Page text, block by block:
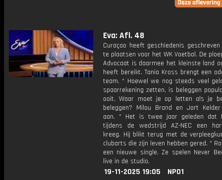
Eva: Afl. 48
Curaçao heeft geschiedenis
te plaatsen voor het WK Voetbal. De
Advocaat is daarmee het kleinste land
heeft bereikt. Tania Kross brengt een
team. * Hoewel we nog steeds veel
spaarrekening zetten, is beleggen
ooit. Waar moet je op letten als je
beleggen? Milou Brand en Jort Kelder
aan. * Het is twee jaar geleden dat
tijdens de wedstrijd AZ-NEC een
kreeg. Hij blikt terug met de
clubarts die zijn leven hebben gered. *
een nieuwe single. Ze spelen Never
live in de studio.
19-11-2025 19:05
NPO1